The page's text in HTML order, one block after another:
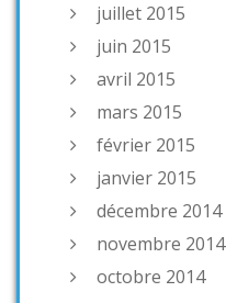
juillet 2015
juin 2015
avril 2015
mars 2015
février 2015
janvier 2015
décembre 2014
novembre 2014
octobre 2014